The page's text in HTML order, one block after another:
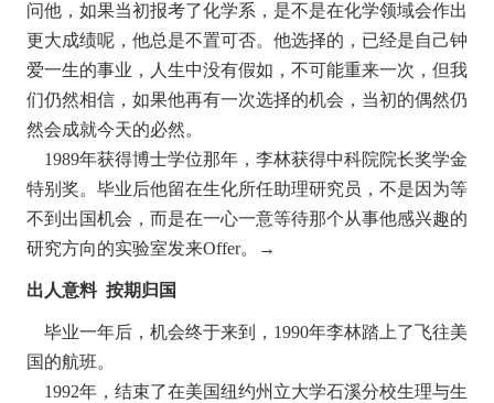
问他，如果当初报考了化学系，是不是在化学领域会作出
更大成绩呢，他总是不置可否。他选择的，已经是自己钟
爱一生的事业，人生中没有假如，不可能重来一次，但我
们仍然相信，如果他再有一次选择的机会，当初的偶然仍
然会成就今天的必然。
1989年获得博士学位那年，李林获得中科院院长奖学金
特别奖。毕业后他留在生化所任助理研究员，不是因为等
不到出国机会，而是在一心一意等待那个从事他感兴趣的
研究方向的实验室发来Offer。→
出人意料 按期归国
毕业一年后，机会终于来到，1990年李林踏上了飞往美
国的航班。
1992年，结束了在美国纽约州立大学石溪分校生理与生